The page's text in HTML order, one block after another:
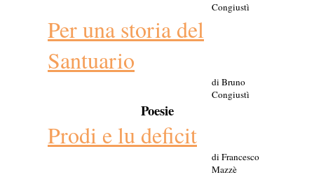
Congiustì
Per una storia del
Santuario
di Bruno
Congiustì
Poesie
Prodi e lu deficit
di Francesco
Mazzè